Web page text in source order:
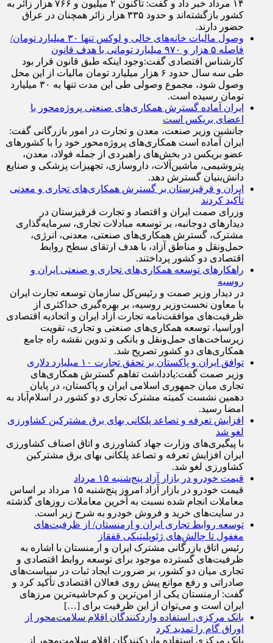
۱۴ مرداد خبر داد و گفت: تاکنون ۲ میلیون و ۷۶۶ هزار زائر به
کشور بازگشته‌اند و حدود ۳۳۵ هزار زائر همچنان در عراق
حضور دارند.
وصول مالیات خانه‌های خالی و لوکس تنها ۳۰ میلیارد تومان/
فاصله ۵ هزار و ۹۷۰ میلیارد تومانی با هدف قانون
کارشناس اقتصادی گفت:وجود اینکه طبق قانون قرار بود
طی سه سال حدود ۶ هزار میلیارد تومان مالیات از این محل
وصول شود، مجموع وصولی طی این مدت تنها به ۳۰ میلیارد
تومان رسیده است.
ایران آماده گسترش همکاری‌های صنعتی پروژه‌محور با
اعضای بریکس است
جانشین وزیر صنعت، معدن و تجارت در امور بازرگانی گفت:
ایران آماده است همکاری‌های پروژه‌محور خود را با کشور‌های
عضو بریکس در بخش‌های راهبردی از جمله فولاد، معدن،
پتروشیمی، ماشین‌آلات، داروسازی، تجهیزات پزشکی و صنایع
دانش‌بنیان گسترش دهد.
ایران و قرقیزستان بر گسترش همکاری‌های تجاری و معدنی
تأکید کردند
وزرای صمت ایران و اقتصاد و تجارت قرقیزستان در
دیدار‌های دوجانبه، بر توسعه مبادلات تجاری، سرمایه‌گذاری
مشترک، گسترش همکاری‌های صنعتی، معدنی، انرژی،
حمل‌ونقل و مناطق آزاد، با هدف ارتقای سطح روابط
اقتصادی دو کشور پرداختند.
راهکارهای توسعه همکاری‌های تجاری و صنعتی ایران و
روسیه
در دیدار وزیر صمت و رئیس‌کل سازمان توسعه تجارت ایران
با معاون نخست‌وزیر روسیه، بر بهره‌گیری حداکثری از
ظرفیت‌های موافقت‌نامه تجارت آزاد ایران و اتحادیه اقتصادی
اوراسیا، توسعه همکاری‌های صنعتی و تجاری، تقویت
زیرساخت‌های حمل‌ونقل و بانکی و تدوین نقشه راه جامع
همکاری‌های دو کشور تصریح شد.
توافق ایران و پاکستان بر تحقق تجارت ۱۰ میلیارد دلاری
وزیر صمت گفت:یادداشت تفاهم گسترش همکاری‌های
تجاری میان جمهوری اسلامی ایران و پاکستان، در پایان
دهمین نشست کمیته مشترک تجاری دو کشور در اسلام‌آباد به
امضا رسید.
افزایش تعرفه و تصاعد پلکانی بهای برق مشترکین کشاورزی
لغو شد
با پیگیری‌های وزارت جهاد کشاورزی و اتاق اصناف کشاورزی
ایران افزایش تعرفه و تصاعد پلکانی بهای برق مشترکین
کشاورزی لغو شد.
قیمت خودرو در بازار آزاد پنج‌شنبه ۱۵ مرداد
قیمت خودرو در بازار آزاد امروز پنج‌شنبه ۱۵ مرداد بر اساس
معاملات انجام شده نسبت به آخرین معاملات روز‌های گذشته
در سایت‌های خرید و فروش خودرو به شرح زیر است.
توسعه روابط تجاری ایران و ارمنستان/ از ظرفیت‌های
مغفول تا چالش‌های ژئوپلیتیکی قفقاز
رئیس اتاق بازرگانی مشترک ایران و ارمنستان با اشاره به
ظرفیت‌های گسترده موجود برای توسعه روابط اقتصادی و
تجاری میان دو کشور، بر ضرورت ایجاد ثبات در سیاست‌های
صادراتی و رفع موانع پیش روی فعالان اقتصادی تأکید کرد و
گفت: ارمنستان یکی از امن‌ترین و کم‌حاشیه‌ترین مرز‌های
ایران است و می‌توان از این ظرفیت برای […]
بانک مرکزی، استفاده واردکنندگان اقلام سلامت‌محور از
اوراق گام را تمدید کرد
بانک مرکزی استفاده واردکنندگان اقلام سلامت‌محور از